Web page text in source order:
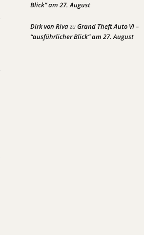
Blick” am 27. August
Dirk von RivazuGrand Theft Auto VI –
“ausführlicher Blick” am 27. August